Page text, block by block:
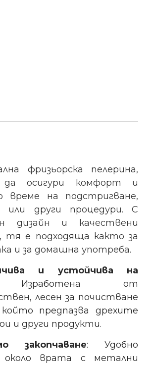
фризьорска пелерина,
да осигури комфорт и
на подстригване,
или други процедури. С
дизайн и качествени
тя е подходяща както за
и за домашна употреба.
и устойчива на
от
лесен за почистване
предпазва дрехите
и други продукти.
закопчаване: Удобно
около врата с метални